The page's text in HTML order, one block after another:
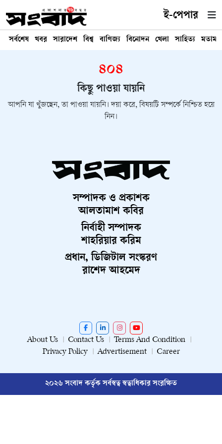
ই-পেপার
সর্বশেষ খবর সারাদেশ বিশ্ব বাণিজ্য বিনোদন খেলা সাহিত্য মতামত
৪০৪
কিছু পাওয়া যায়নি
আপনি যা খুঁজছেন, তা পাওয়া যায়নি। দয়া করে, বিষয়টি সম্পর্কে নিশ্চিত হয়ে
নিন।
সম্পাদক ও প্রকাশক
আলতামাশ কবির
নির্বাহী সম্পাদক
শাহরিয়ার করিম
প্রধান, ডিজিটাল সংস্করণ
রাশেদ আহমেদ
About Us Contact Us
Terms And Condition
Privacy Policy
Advertisement Career
২০২৬ সংবাদ কর্তৃক সর্বস্বত্ব স্বত্বাধিকার সংরক্ষিত